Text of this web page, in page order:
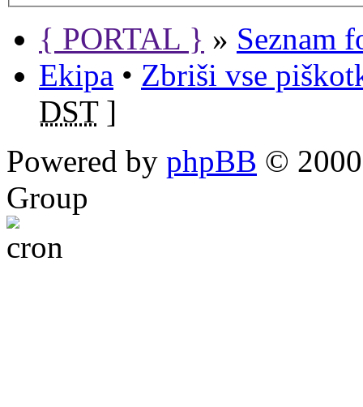
{ PORTAL } » Seznam
Ekipa • Zbriši vse
DST]
Powered by phpBB ©
Group